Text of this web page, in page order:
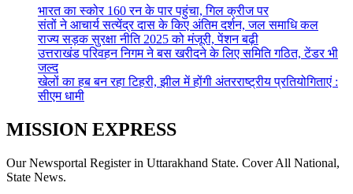
भारत का स्कोर 160 रन के पार पहुंचा, गिल क्रीज पर
संतों ने आचार्य सत्येंद्र दास के किए अंतिम दर्शन, जल समाधि कल
राज्य सड़क सुरक्षा नीति 2025 को मंजूरी, पेंशन बढ़ी
उत्तराखंड परिवहन निगम ने बस खरीदने के लिए समिति गठित, टेंडर भी
जल्द
खेलों का हब बन रहा टिहरी, झील में होंगी अंतरराष्ट्रीय प्रतियोगिताएं :
सीएम धामी
MISSION EXPRESS
Our Newsportal Register in Uttarakhand State. Cover All National,
State News.